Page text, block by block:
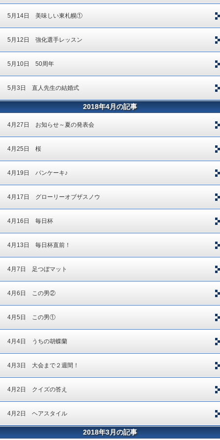
5月14日 美味しい東札幌①
5月12日 強化選手レッスン
5月10日 50周年
5月3日 直人先生の結婚式
2018年4月の記事
4月27日 お知らせ～夏の発表会
4月25日 桜
4月19日 パンケーキ♪
4月17日 グローリーオブザスノウ
4月16日 毎日杯
4月13日 毎日杯直前！
4月7日 足つぼマット
4月6日 この男②
4月5日 この男①
4月4日 うちの胡蝶蘭
4月3日 大会まで２週間！
4月2日 クイズの答え
4月2日 ヘアスタイル
2018年3月の記事